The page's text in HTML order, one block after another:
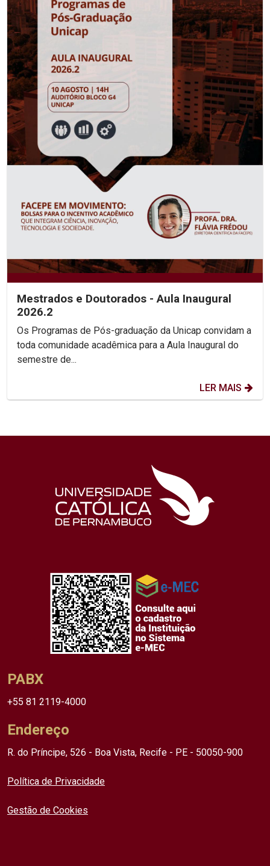
Mestrados e Doutorados - Aula Inaugural
2026.2
Os Programas de Pós-graduação da Unicap convidam a
toda comunidade acadêmica para a Aula Inaugural do
semestre de...
LER MAIS
PABX
+55 81 2119-4000
Endereço
R. do Príncipe, 526 - Boa Vista, Recife - PE - 50050-900
Política de Privacidade
Gestão de Cookies